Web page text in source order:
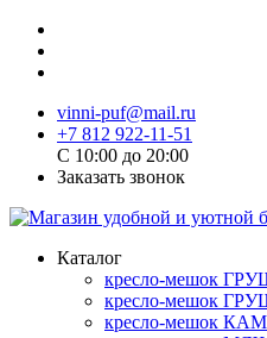
vinni-puf@mail.ru
+7 812 922-11-51
C 10:00 до 20:00
Заказать звонок
Каталог
кресло-мешок
кресло-мешок
кресло-мешок